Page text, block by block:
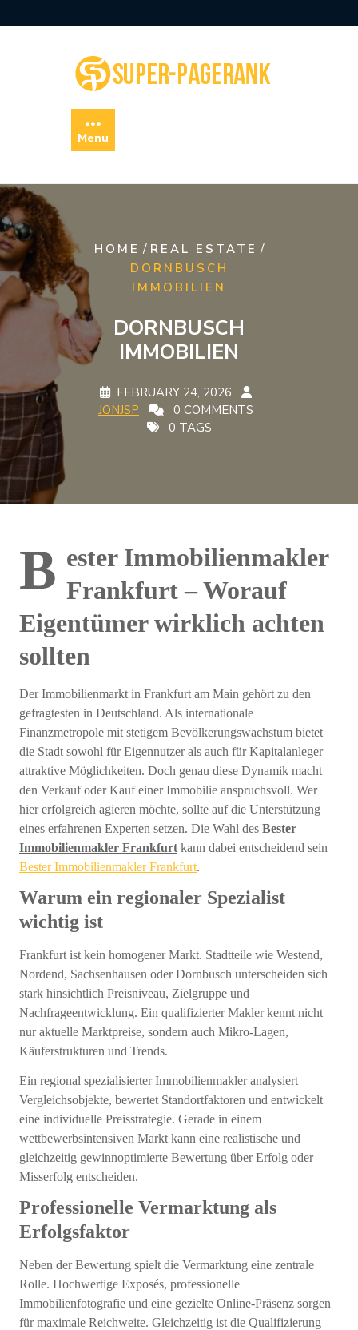
to
Menu
HOME / REAL ESTATE /
DORNBUSCH
IMMOBILIEN
DORNBUSCH
IMMOBILIEN
FEBRUARY 24, 2026
JONJSP
0 COMMENTS
0 TAGS
B ester Immobilienmakler
Frankfurt – Worauf
Eigentümer wirklich achten
sollten
Der Immobilienmarkt in Frankfurt am Main gehört zu den
gefragtesten in Deutschland. Als internationale
Finanzmetropole mit stetigem Bevölkerungswachstum bietet
die Stadt sowohl für Eigennutzer als auch für Kapitalanleger
attraktive Möglichkeiten. Doch genau diese Dynamik macht
den Verkauf oder Kauf einer Immobilie anspruchsvoll. Wer
hier erfolgreich agieren möchte, sollte auf die Unterstützung
eines erfahrenen Experten setzen. Die Wahl des Bester
Immobilienmakler Frankfurt kann dabei entscheidend sein
Bester Immobilienmakler Frankfurt.
Warum ein regionaler Spezialist
wichtig ist
Frankfurt ist kein homogener Markt. Stadtteile wie Westend,
Nordend, Sachsenhausen oder Dornbusch unterscheiden sich
stark hinsichtlich Preisniveau, Zielgruppe und
Nachfrageentwicklung. Ein qualifizierter Makler kennt nicht
nur aktuelle Marktpreise, sondern auch Mikro-Lagen,
Käuferstrukturen und Trends.
Ein regional spezialisierter Immobilienmakler analysiert
Vergleichsobjekte, bewertet Standortfaktoren und entwickelt
eine individuelle Preisstrategie. Gerade in einem
wettbewerbsintensiven Markt kann eine realistische und
gleichzeitig gewinnoptimierte Bewertung über Erfolg oder
Misserfolg entscheiden.
Professionelle Vermarktung als
Erfolgsfaktor
Neben der Bewertung spielt die Vermarktung eine zentrale
Rolle. Hochwertige Exposés, professionelle
Immobilienfotografie und eine gezielte Online-Präsenz sorgen
für maximale Reichweite. Gleichzeitig ist die Qualifizierung